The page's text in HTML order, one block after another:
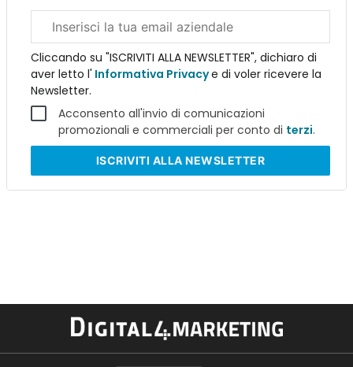
aziendale
Cliccando su "ISCRIVITI ALLA NEWSLETTER", dichiaro di
aver letto l' Informativa Privacye di voler ricevere la
Newsletter.
Acconsento all'invio di comunicazioni
promozionali e commerciali per conto di terzi.
ISCRIVITI ALLA NEWSLETTER